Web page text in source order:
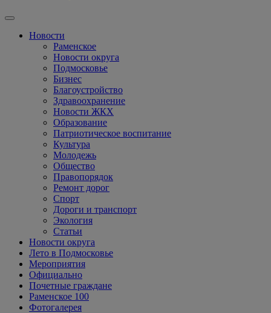
Новости
Раменское
Новости округа
Подмосковье
Бизнес
Благоустройство
Здравоохранение
Новости ЖКХ
Образование
Патриотическое воспитание
Культура
Молодежь
Общество
Правопорядок
Ремонт дорог
Спорт
Дороги и транспорт
Экология
Статьи
Новости округа
Лето в Подмосковье
Мероприятия
Официально
Почетные граждане
Раменское 100
Фотогалерея